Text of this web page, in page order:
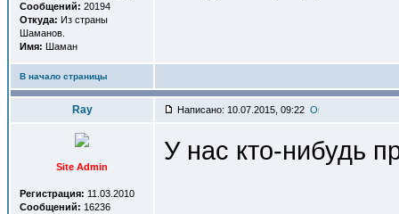
Сообщений: 20194
Откуда: Из страны
Шаманов.
Имя: Шаман
В начало страницы
Ray Написано: 10.07.2015, 09:22
Site Admin
Регистрация: 11.03.2010
Сообщений: 16236
У нас кто-нибудь